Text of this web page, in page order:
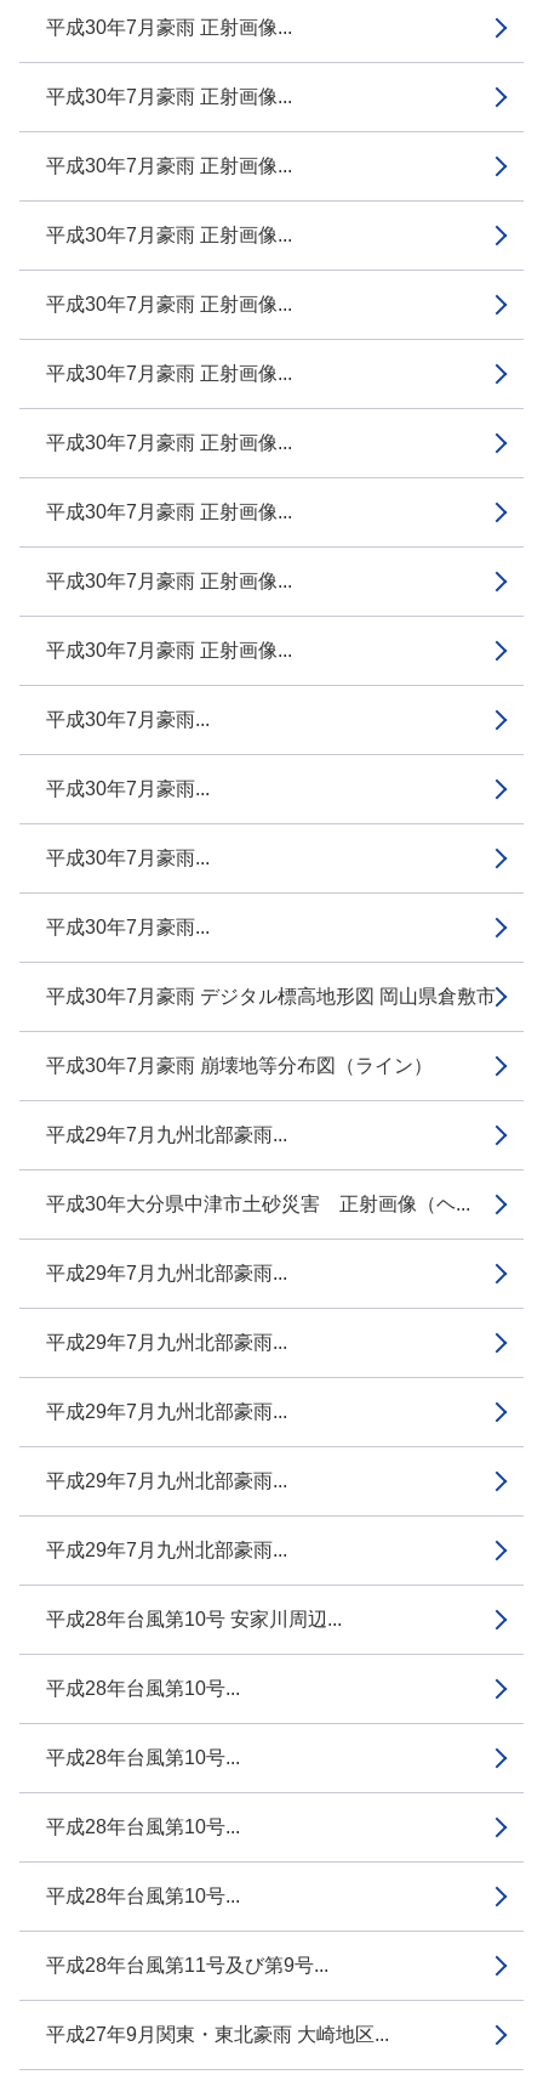
平成30年7月豪雨 正射画像...
平成30年7月豪雨 正射画像...
平成30年7月豪雨 正射画像...
平成30年7月豪雨 正射画像...
平成30年7月豪雨 正射画像...
平成30年7月豪雨 正射画像...
平成30年7月豪雨 正射画像...
平成30年7月豪雨 正射画像...
平成30年7月豪雨 正射画像...
平成30年7月豪雨 正射画像...
平成30年7月豪雨...
平成30年7月豪雨...
平成30年7月豪雨...
平成30年7月豪雨...
平成30年7月豪雨 デジタル標高地形図 岡山県倉敷市
平成30年7月豪雨 崩壊地等分布図（ライン）
平成29年7月九州北部豪雨...
平成30年大分県中津市土砂災害 正射画像（ヘ...
平成29年7月九州北部豪雨...
平成29年7月九州北部豪雨...
平成29年7月九州北部豪雨...
平成29年7月九州北部豪雨...
平成29年7月九州北部豪雨...
平成28年台風第10号 安家川周辺...
平成28年台風第10号...
平成28年台風第10号...
平成28年台風第10号...
平成28年台風第10号...
平成28年台風第11号及び第9号...
平成27年9月関東・東北豪雨 大崎地区...